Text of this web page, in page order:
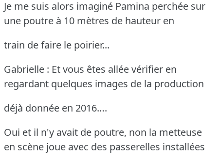
Je me suis alors imaginé Pamina perchée sur
une poutre à 10 mètres de hauteur en
train de faire le poirier...
Gabrielle : Et vous êtes allée vérifier en
regardant quelques images de la production
déjà donnée en 2016….
Oui et il n'y avait de poutre, non la metteuse
en scène joue avec des passerelles installées